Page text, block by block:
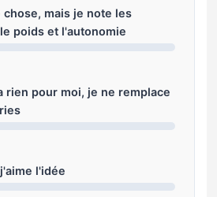
mais je note les
poids et l'autonomie
rien pour moi, je ne remplace
l'idée